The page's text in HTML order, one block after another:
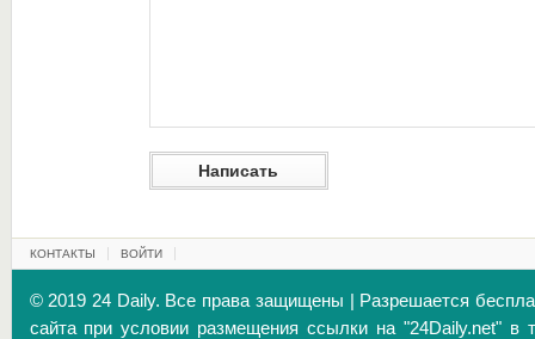
КОНТАКТЫ ВОЙТИ
© 2019 24 Daily. Все права защищены | Разрешается
сайта при условии размещения ссылки на "24Daily.net" в